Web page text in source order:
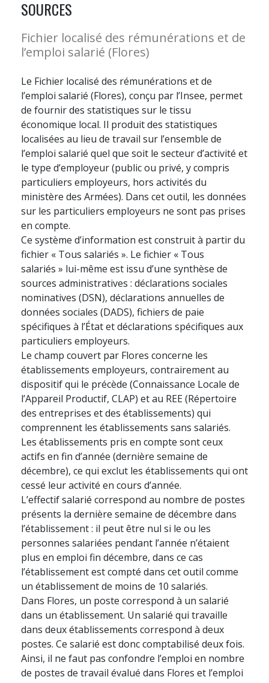
SOURCES
Fichier localisé des rémunérations et de
l’emploi salarié (Flores)
Le Fichier localisé des rémunérations et de
l’emploi salarié (Flores), conçu par l’Insee, permet
de fournir des statistiques sur le tissu
économique local. Il produit des statistiques
localisées au lieu de travail sur l’ensemble de
l’emploi salarié quel que soit le secteur d’activité et
le type d’employeur (public ou privé, y compris
particuliers employeurs, hors activités du
ministère des Armées). Dans cet outil, les données
sur les particuliers employeurs ne sont pas prises
en compte.
Ce système d’information est construit à partir du
fichier « Tous salariés ». Le fichier « Tous
salariés » lui-même est issu d’une synthèse de
sources administratives : déclarations sociales
nominatives (DSN), déclarations annuelles de
données sociales (DADS), fichiers de paie
spécifiques à l’État et déclarations spécifiques aux
particuliers employeurs.
Le champ couvert par Flores concerne les
établissements employeurs, contrairement au
dispositif qui le précède (Connaissance Locale de
l’Appareil Productif, CLAP) et au REE (Répertoire
des entreprises et des établissements) qui
comprennent les établissements sans salariés.
Les établissements pris en compte sont ceux
actifs en fin d’année (dernière semaine de
décembre), ce qui exclut les établissements qui ont
cessé leur activité en cours d’année.
L’effectif salarié correspond au nombre de postes
présents la dernière semaine de décembre dans
l’établissement : il peut être nul si le ou les
personnes salariées pendant l’année n’étaient
plus en emploi fin décembre, dans ce cas
l’établissement est compté dans cet outil comme
un établissement de moins de 10 salariés.
Dans Flores, un poste correspond à un salarié
dans un établissement. Un salarié qui travaille
dans deux établissements correspond à deux
postes. Ce salarié est donc comptabilisé deux fois.
Ainsi, il ne faut pas confondre l’emploi en nombre
de postes de travail évalué dans Flores et l’emploi